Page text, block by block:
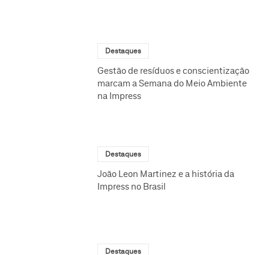
Destaques
Gestão de resíduos e conscientização
marcam a Semana do Meio Ambiente
na Impress
Destaques
João Leon Martinez e a história da
Impress no Brasil
Destaques